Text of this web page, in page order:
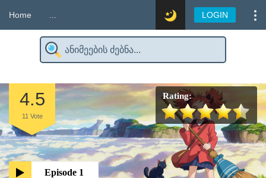
Home LOGIN
Episode 1
4.5
11 Vote
Rating: